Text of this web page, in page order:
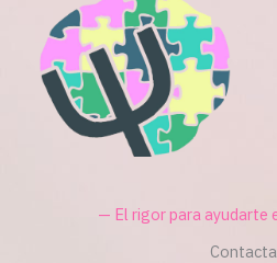
— El rigor para ayudarte